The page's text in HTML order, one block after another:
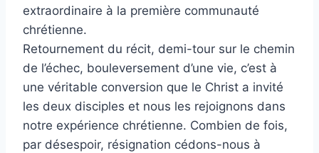
extraordinaire à la première communauté
chrétienne.
Retournement du récit, demi-tour sur le chemin
de l’échec, bouleversement d’une vie, c’est à
une véritable conversion que le Christ a invité
les deux disciples et nous les rejoignons dans
notre expérience chrétienne. Combien de fois,
par désespoir, résignation cédons-nous à